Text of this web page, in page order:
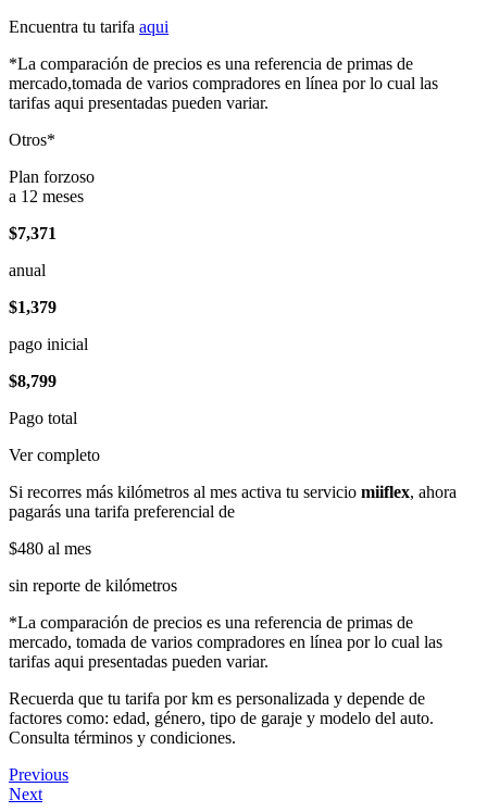
Encuentra tu tarifa aqui
*La comparación de precios es una referencia de primas de
mercado,tomada de varios compradores en línea por lo cual las
tarifas aqui presentadas pueden variar.
Otros*
Plan forzoso
a 12 meses
$7,371
anual
$1,379
pago inicial
$8,799
Pago total
Ver completo
Si recorres más kilómetros al mes activa tu servicio miiflex, ahora
pagarás una tarifa preferencial de
$480 al mes
sin reporte de kilómetros
*La comparación de precios es una referencia de primas de
mercado, tomada de varios compradores en línea por lo cual las
tarifas aqui presentadas pueden variar.
Recuerda que tu tarifa por km es personalizada y depende de
factores como: edad, género, tipo de garaje y modelo del auto.
Consulta términos y condiciones.
Previous
Next